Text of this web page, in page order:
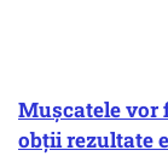
Mușcatele vor
obții rezultate